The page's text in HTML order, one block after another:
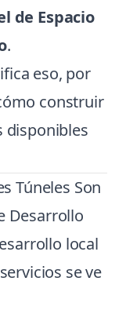
de Espacio
.
eso, por
construir
disponibles
Túneles Son
Desarrollo
local
se ve